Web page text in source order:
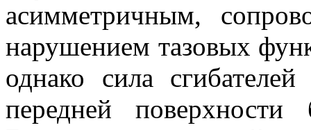
асимметричным,
нарушением тазовых
однако сила
передней